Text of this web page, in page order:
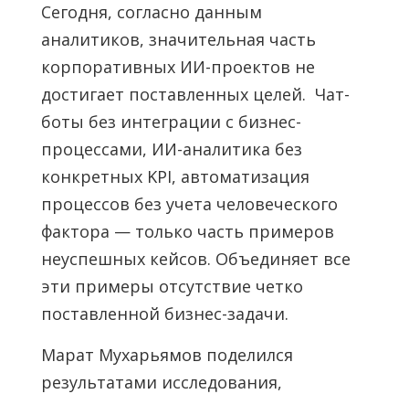
Сегодня, согласно данным
аналитиков, значительная часть
корпоративных ИИ-проектов не
достигает поставленных целей. Чат-
боты без интеграции с бизнес-
процессами, ИИ-аналитика без
конкретных KPI, автоматизация
процессов без учета человеческого
фактора — только часть примеров
неуспешных кейсов. Объединяет все
эти примеры отсутствие четко
поставленной бизнес-задачи.
Марат Мухарьямов поделился
результатами исследования,